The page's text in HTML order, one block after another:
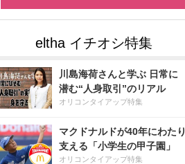
川島海荷さんと学ぶ 日常に
潜む“人身取引”のリアル
オリコンタイアップ特集
マクドナルドが40年にわたり
支える「小学生の甲子園」
オリコンタイアップ特集